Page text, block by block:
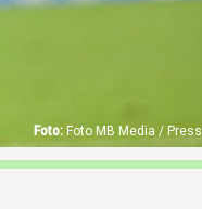
Foto MB Media /